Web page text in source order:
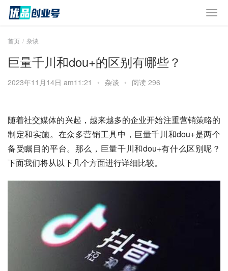
首页 杂谈
巨量千川和dou+的区别有哪些？
2023年11月14日 am11:21 • 杂谈 • 阅读 296
随着社交媒体的兴起，越来越多的企业开始注重营销策略的
制定和实施。在众多营销工具中，巨量千川和dou+是两个
备受瞩目的平台。那么，巨量千川和dou+有什么区别呢？
下面我们将从以下几个方面进行详细比较。